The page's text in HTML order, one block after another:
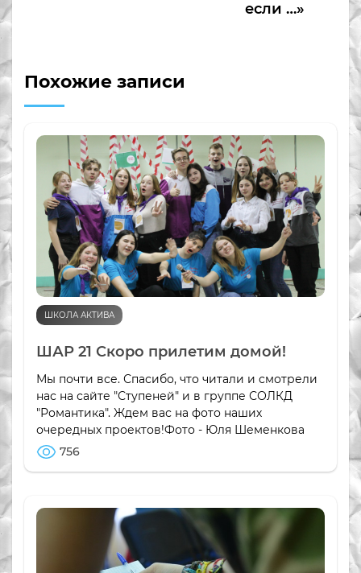
если …»
Похожие записи
ШКОЛА АКТИВА
ШАР 21 Скоро прилетим домой!
Мы почти все. Спасибо, что читали и смотрели
нас на сайте "Ступеней" и в группе СОЛКД
"Романтика". Ждем вас на фото наших
очередных проектов!Фото - Юля Шеменкова
756